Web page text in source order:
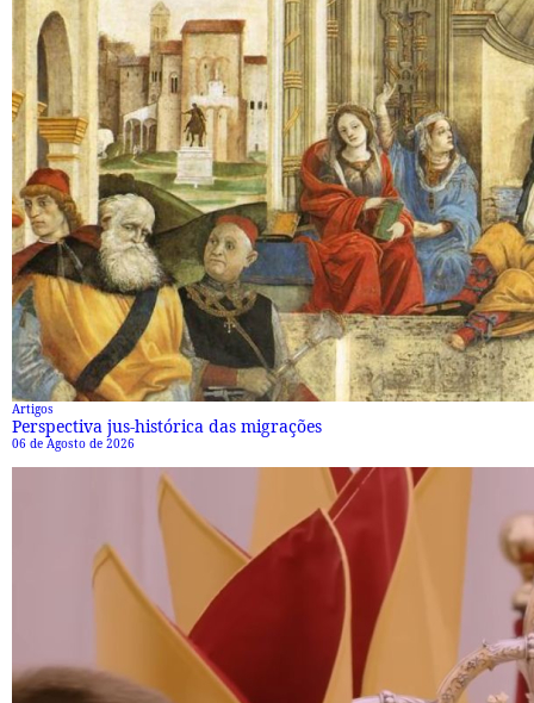
Artigos
Perspectiva jus-histórica das migrações
06 de Agosto de 2026